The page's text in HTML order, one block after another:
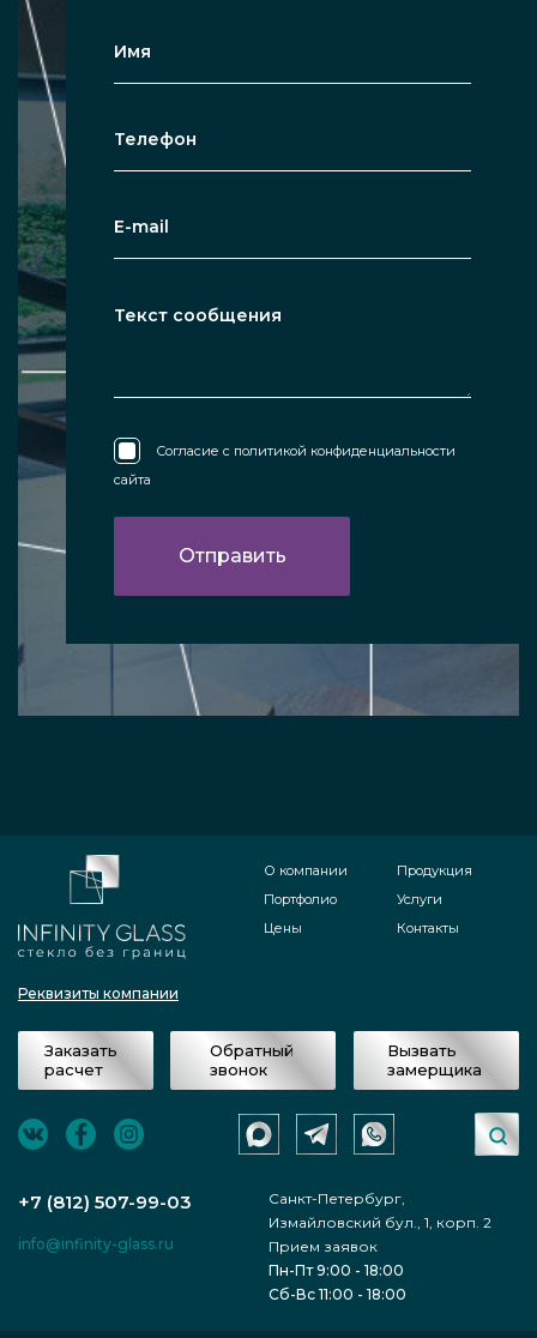
Согласие с политикой конфиденциальности
сайта
Реквизиты компании
О компании
Портфолио
Цены
Продукция
Услуги
Контакты
Заказать
расчет
Обратный
звонок
Вызвать
замерщика
+7 (812) 507-99-03
Санкт-Петербург,
Измайловский бул., 1, корп. 2
info@infinity-glass.ru
Прием заявок
Пн-Пт 9:00 - 18:00
Сб-Вс 11:00 - 18:00